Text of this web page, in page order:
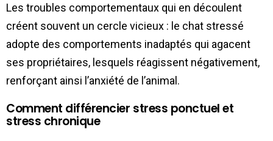
Les troubles comportementaux qui en découlent
créent souvent un cercle vicieux : le chat stressé
adopte des comportements inadaptés qui agacent
ses propriétaires, lesquels réagissent négativement,
renforçant ainsi l’anxiété de l’animal.
Comment différencier stress ponctuel et
stress chronique